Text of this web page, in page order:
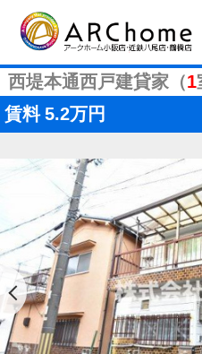
西堤本通西戸建貸家（1
賃料 5.2万円